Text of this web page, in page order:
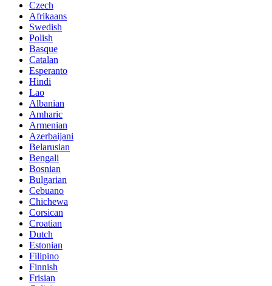
Czech
Afrikaans
Swedish
Polish
Basque
Catalan
Esperanto
Hindi
Lao
Albanian
Amharic
Armenian
Azerbaijani
Belarusian
Bengali
Bosnian
Bulgarian
Cebuano
Chichewa
Corsican
Croatian
Dutch
Estonian
Filipino
Finnish
Frisian